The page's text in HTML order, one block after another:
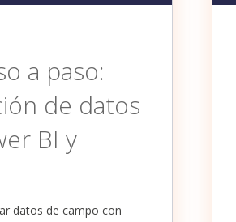
a paso:
de datos
BI y
datos de campo con